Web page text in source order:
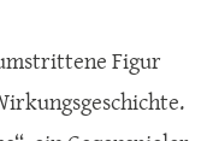
Figur